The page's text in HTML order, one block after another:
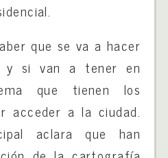
que se va a hacer
y si van a tener en
que tienen los
acceder a la ciudad.
aclara que han